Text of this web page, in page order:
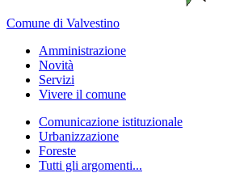
Comune di Valvestino
Amministrazione
Novità
Servizi
Vivere il comune
Comunicazione istituzionale
Urbanizzazione
Foreste
Tutti gli argomenti...